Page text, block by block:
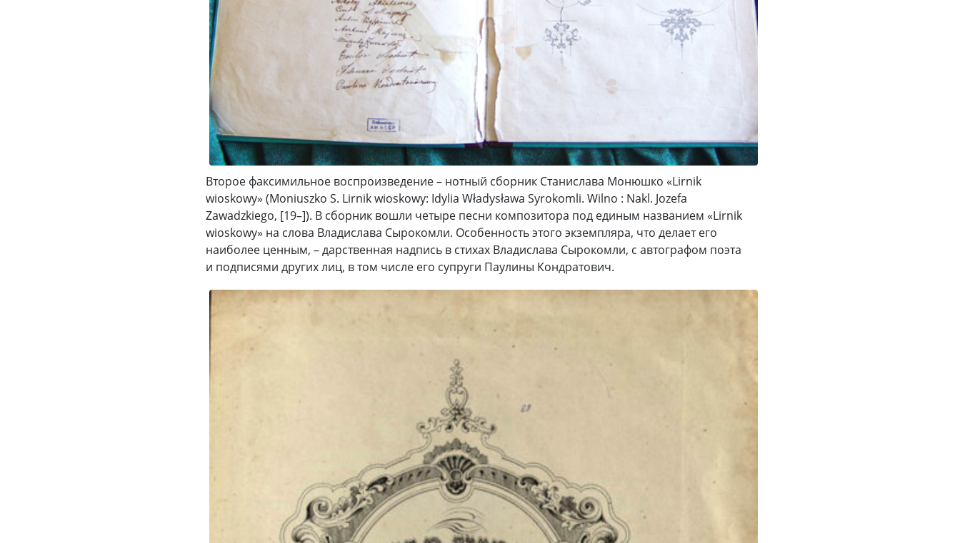
Второе факсимильное воспроизведение – нотный сборник Станислава Монюшко «Lirnik
wioskowy» (Moniuszko S. Lirnik wioskowy: Idylia Władysława Syrokomli. Wilno : Nakl. Jozefa
Zawadzkiego, [19–]). В сборник вошли четыре песни композитора под единым названием «Lirnik
wioskowy» на слова Владислава Сырокомли. Особенность этого экземпляра, что делает его
наиболее ценным, – дарственная надпись в стихах Владислава Сырокомли, с автографом поэта
и подписями других лиц, в том числе его супруги Паулины Кондратович.